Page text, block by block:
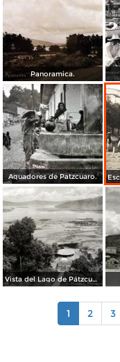
Panoramica.
Aguadores de Patzcuaro.
Vista del Lago de Pátzcuaro
1 2 3